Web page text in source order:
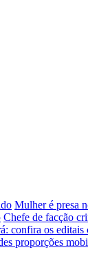
Mulher é presa
Chefe de facção
confira os
proporções